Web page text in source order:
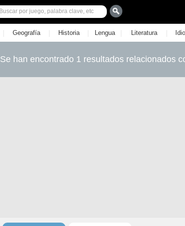
| Geografía | Historia | Lengua | Literatura |
Se han encontrado 1 resultados relacionados